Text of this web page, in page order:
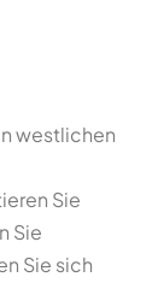
westlichen
Sie
Sie
Sie sich